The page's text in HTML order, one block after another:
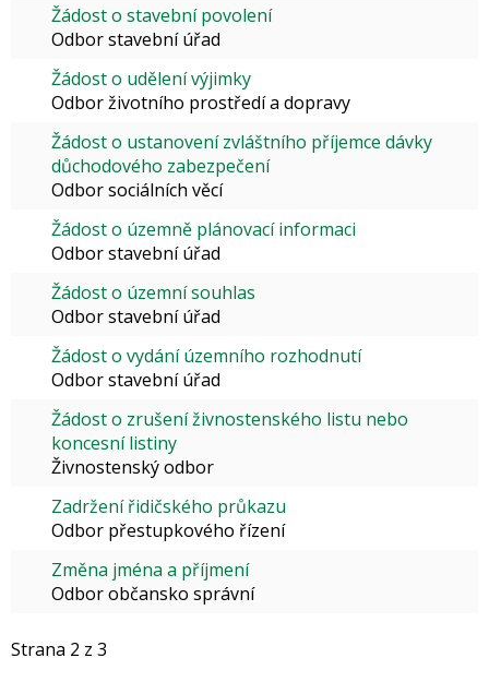
Žádost o stavební povolení
Odbor stavební úřad
Žádost o udělení výjimky
Odbor životního prostředí a dopravy
Žádost o ustanovení zvláštního příjemce dávky
důchodového zabezpečení
Odbor sociálních věcí
Žádost o územně plánovací informaci
Odbor stavební úřad
Žádost o územní souhlas
Odbor stavební úřad
Žádost o vydání územního rozhodnutí
Odbor stavební úřad
Žádost o zrušení živnostenského listu nebo
koncesní listiny
Živnostenský odbor
Zadržení řidičského průkazu
Odbor přestupkového řízení
Změna jména a příjmení
Odbor občansko správní
Strana 2 z 3